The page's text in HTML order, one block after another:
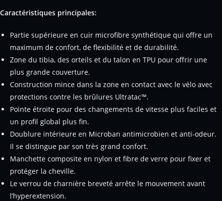
Caractéristiques principales:
Partie supérieure en cuir microfibre synthétique qui offre un
maximum de confort, de flexibilité et de durabilité.
Zone du tibia, des orteils et du talon en TPU pour offrir une
plus grande couverture.
Construction mince dans la zone en contact avec le vélo avec
protections contre les brûlures Ultratac™.
Pointe étroite pour des changements de vitesse plus faciles et
un profil global plus fin.
Doublure intérieure en Microban antimicrobien et anti-odeur.
Il se distingue par son très grand confort.
Manchette composite en nylon et fibre de verre pour fixer et
protéger la cheville.
Le verrou de charnière breveté arrête le mouvement avant
l’hyperextension.